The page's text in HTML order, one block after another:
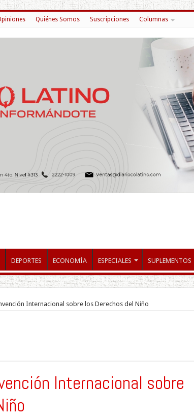
Quiénes Somos Suscripciones Columnas
DEPORTES ECONOMÍA ESPECIALES SUPLEMENTOS
Internacional sobre los Derechos del Niño
Internacional sobre